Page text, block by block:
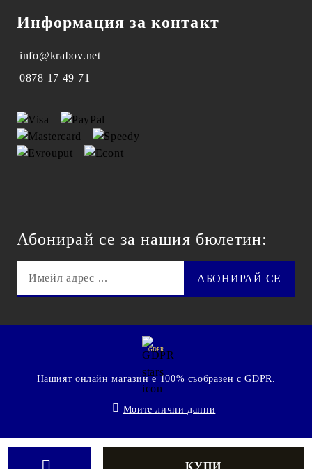
Информация за контакт
info@krabov.net
0878 17 49 71
Абонирай се за нашия бюлетин:
GDPR
Нашият онлайн магазин е 100% съобразен с GDPR.
Моите лични данни